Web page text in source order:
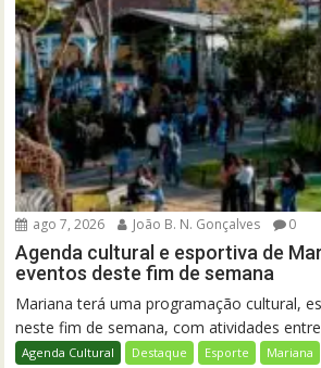
ago 7, 2026 João B. N. Gonçalves 0
Agenda cultural e esportiva de
eventos deste fim de semana
Mariana terá uma programação cultural,
neste fim de semana, com atividades
Agenda Cultural Destaque Esporte Mariana